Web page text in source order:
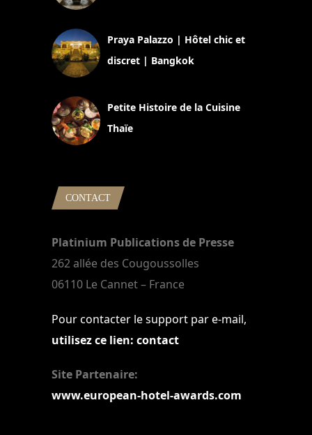
Praya Palazzo | Hôtel chic et
discret | Bangkok
Petite Histoire de la Cuisine
Thaïe
CONTACT
Platinium Publications de Presse
262 allée des Cougoussolles
06110 Le Cannet – France
Pour contacter le support par e-mail,
utilisez ce lien: contact
Site Partenaire:
www.european-hotel-awards.com